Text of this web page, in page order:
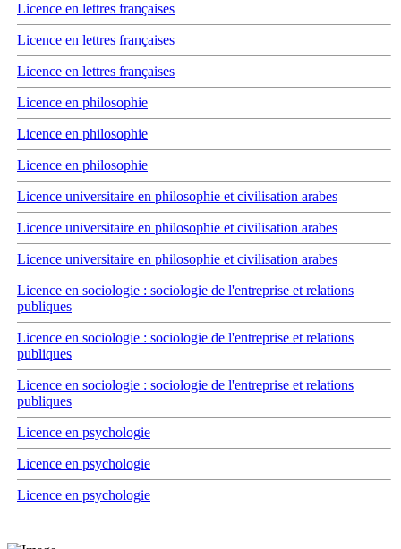
Licence en lettres françaises
Licence en lettres françaises
Licence en lettres françaises
Licence en philosophie
Licence en philosophie
Licence en philosophie
Licence universitaire en philosophie et civilisation arabes
Licence universitaire en philosophie et civilisation arabes
Licence universitaire en philosophie et civilisation arabes
Licence en sociologie : sociologie de l'entreprise et relations
publiques
Licence en sociologie : sociologie de l'entreprise et relations
publiques
Licence en sociologie : sociologie de l'entreprise et relations
publiques
Licence en psychologie
Licence en psychologie
Licence en psychologie